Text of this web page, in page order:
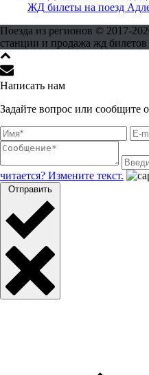
ЖД билеты на поезд
Поезда из регионов © 2017-
станции и продажа жд
Написать нам
Задайте вопрос или сообщите
читается? Измените текст.
Отправить